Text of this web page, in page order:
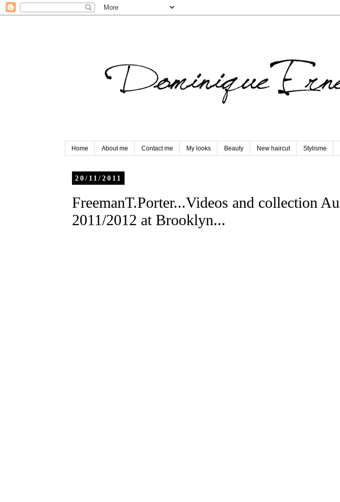
Home About me Contact me My looks Beauty New haircut Stylisme
20/11/2011
FreemanT.Porter...Videos and collection
2011/2012 at Brooklyn...